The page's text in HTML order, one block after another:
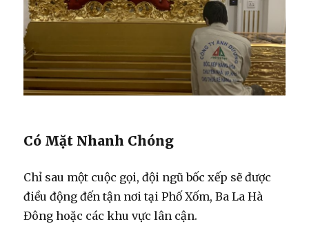
Có Mặt Nhanh Chóng
Chỉ sau một cuộc gọi, đội ngũ bốc xếp sẽ được
điều động đến tận nơi tại Phố Xốm, Ba La Hà
Đông hoặc các khu vực lân cận.